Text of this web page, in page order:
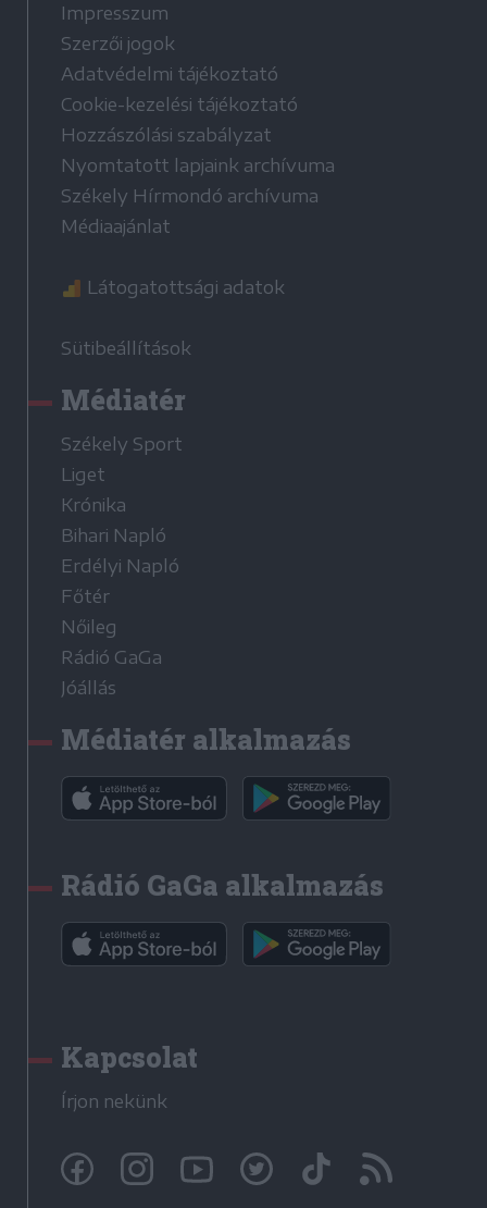
Impresszum
Szerzői jogok
Adatvédelmi tájékoztató
Cookie-kezelési tájékoztató
Hozzászólási szabályzat
Nyomtatott lapjaink archívuma
Székely Hírmondó archívuma
Médiaajánlat
Látogatottsági adatok
Sütibeállítások
Médiatér
Székely Sport
Liget
Krónika
Bihari Napló
Erdélyi Napló
Főtér
Nőileg
Rádió GaGa
Jóállás
Médiatér alkalmazás
Rádió GaGa alkalmazás
Kapcsolat
Írjon nekünk